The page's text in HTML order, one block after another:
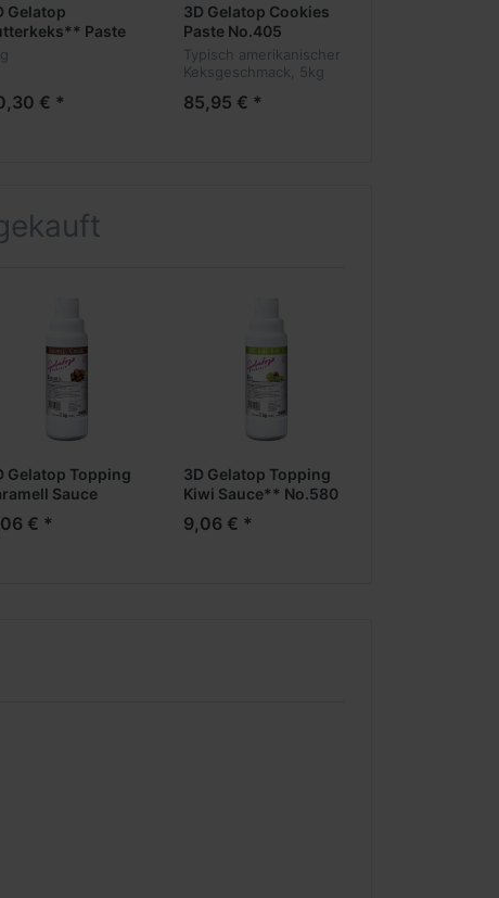
Gelatop
Paste
€ *
3D Gelatop Cookies
Paste No.405
Typisch amerikanischer
Keksgeschmack, 5kg
85,95 € *
Gelatop Topping
Sauce
€ *
3D Gelatop Topping
Kiwi Sauce** No.580
9,06 € *